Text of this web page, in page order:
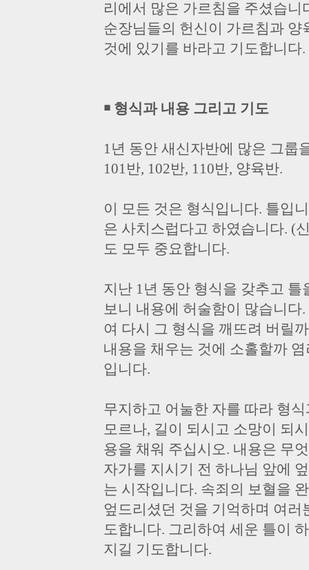
리에서 많은 가르침을 주셨습니
순장님들의 헌신이 가르침과
것에 있기를 바라고 기도합니다.
￭ 형식과 내용 그리고 기도
1년 동안 새신자반에 많은 그룹
101반, 102반, 110반, 양육반.
이 모든 것은 형식입니다. 틀입
은 사치스럽다고 하였습니다. (
도 모두 중요합니다.
지난 1년 동안 형식을 갖추고
보니 내용에 허술함이 많습니
여 다시 그 형식을 깨뜨려 버릴
내용을 채우는 것에 소홀할까
입니다.
무지하고 어눌한 자를 따라 형
모르나, 길이 되시고 소망이 되
용을 채워 주십시오. 내용은 무
자가를 지시기 전 하나님 앞에
는 시작입니다. 속죄의 보혈을
엎드리셨던 것을 기억하며 여
도합니다. 그리하여 세운 틀이
지길 기도합니다.